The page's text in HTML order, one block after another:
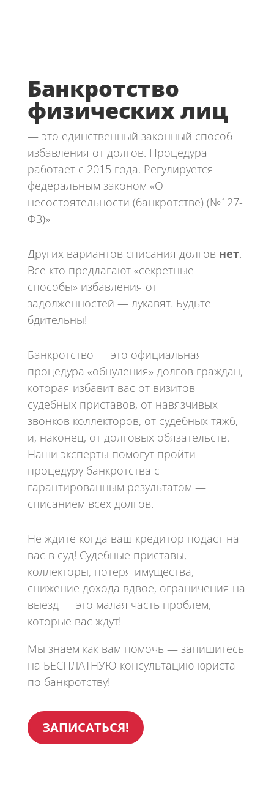
Банкротство
физических лиц
— это единственный законный способ
избавления от долгов. Процедура
работает с 2015 года. Регулируется
федеральным законом «О
несостоятельности (банкротстве) (№127-
ФЗ)»
Других вариантов списания долгов нет.
Все кто предлагают «секретные
способы» избавления от
задолженностей — лукавят. Будьте
бдительны!
Банкротство — это официальная
процедура «обнуления» долгов граждан,
которая избавит вас от визитов
судебных приставов, от навязчивых
звонков коллекторов, от судебных тяжб,
и, наконец, от долговых обязательств.
Наши эксперты помогут пройти
процедуру банкротства с
гарантированным результатом —
списанием всех долгов.
Не ждите когда ваш кредитор подаст на
вас в суд! Судебные приставы,
коллекторы, потеря имущества,
снижение дохода вдвое, ограничения на
выезд — это малая часть проблем,
которые вас ждут!
Мы знаем как вам помочь — запишитесь
на БЕСПЛАТНУЮ консультацию юриста
по банкротству!
ЗАПИСАТЬСЯ!